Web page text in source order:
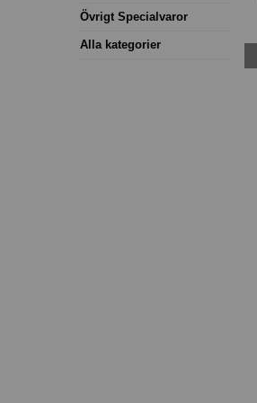
Övrigt Specialvaror
Alla kategorier